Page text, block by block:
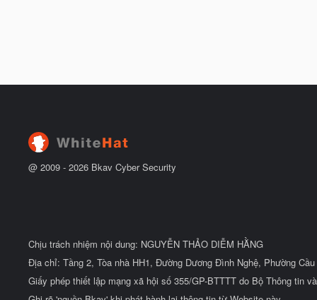
@ 2009 - 2026 Bkav Cyber Security
Chịu trách nhiệm nội dung: NGUYỄN THẢO DIỄM HẰNG
Địa chỉ: Tầng 2, Tòa nhà HH1, Đường Dương Đình Nghệ, Phường
Giấy phép thiết lập mạng xã hội số 355/GP-BTTTT do Bộ Thông tin